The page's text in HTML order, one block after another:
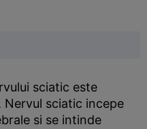
sciatic este
Nervul sciatic incepe
si se intinde